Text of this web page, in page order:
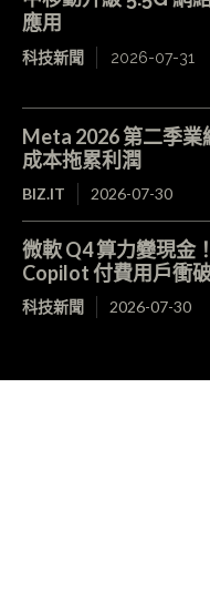
應用
科技新聞 2026-07-31
Meta 2026 第二季
成本拖累利潤
BIZ.IT 2026-07-30
微軟 Q4 算力變現金
Copilot 付費用戶衝
科技新聞 2026-07-30